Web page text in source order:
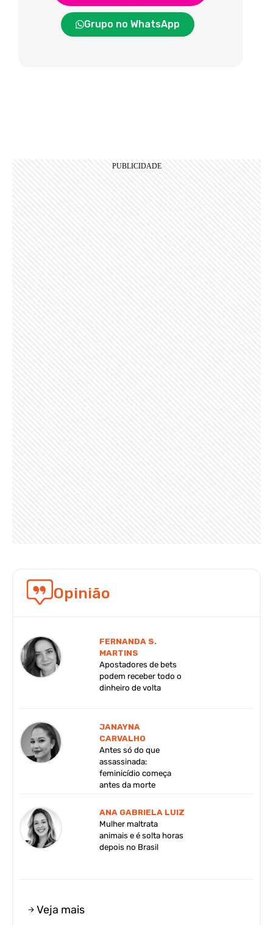
Grupo no WhatsApp
Opinião
FERNANDA S.
MARTINS
Apostadores de bets
podem receber todo o
dinheiro de volta
JANAYNA
CARVALHO
Antes só do que
assassinada:
feminicídio começa
antes da morte
ANA GABRIELA LUIZ
Mulher maltrata
animais e é solta horas
depois no Brasil
Veja mais